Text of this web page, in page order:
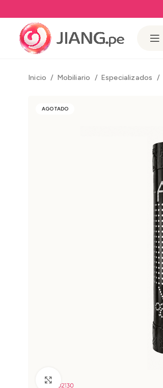
Inicio Mobiliario Especializados
AGOTADO